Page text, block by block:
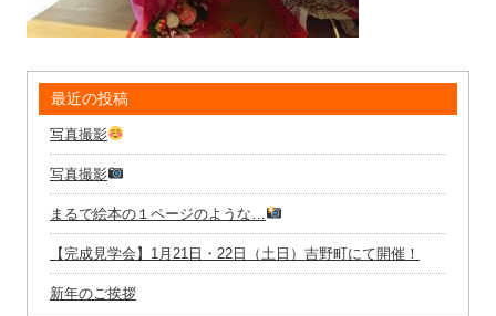
最近の投稿
写真撮影
写真撮影
まるで絵本の１ページのような…
【完成見学会】1月21日・22日（土日）吉野町にて開催！
新年のご挨拶